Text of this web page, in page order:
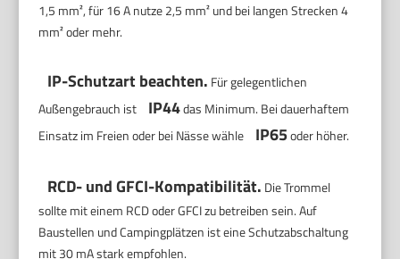
1,5 mm², für 16 A nutze 2,5 mm² und bei langen Strecken 4
mm² oder mehr.
IP-Schutzart beachten. Für gelegentlichen
Außengebrauch ist
IP44das Minimum. Bei dauerhaftem
Einsatz im Freien oder bei Nässe wähle
IP65oder höher.
RCD- und GFCI-Kompatibilität. Die Trommel
sollte mit einem RCD oder GFCI zu betreiben sein. Auf
Baustellen und Campingplätzen ist eine Schutzabschaltung
mit 30 mA stark empfohlen.